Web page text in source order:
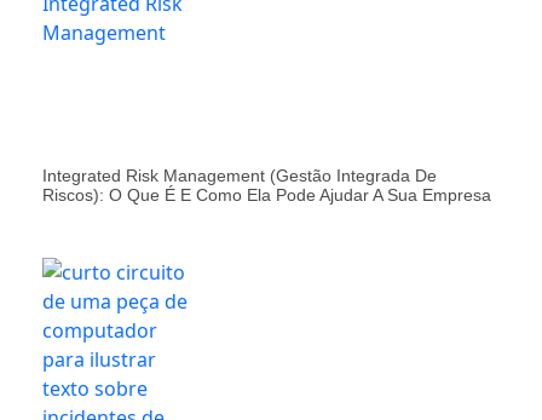
Integrated Risk Management (Gestão Integrada De
Riscos): O Que É E Como Ela Pode Ajudar A Sua Empresa